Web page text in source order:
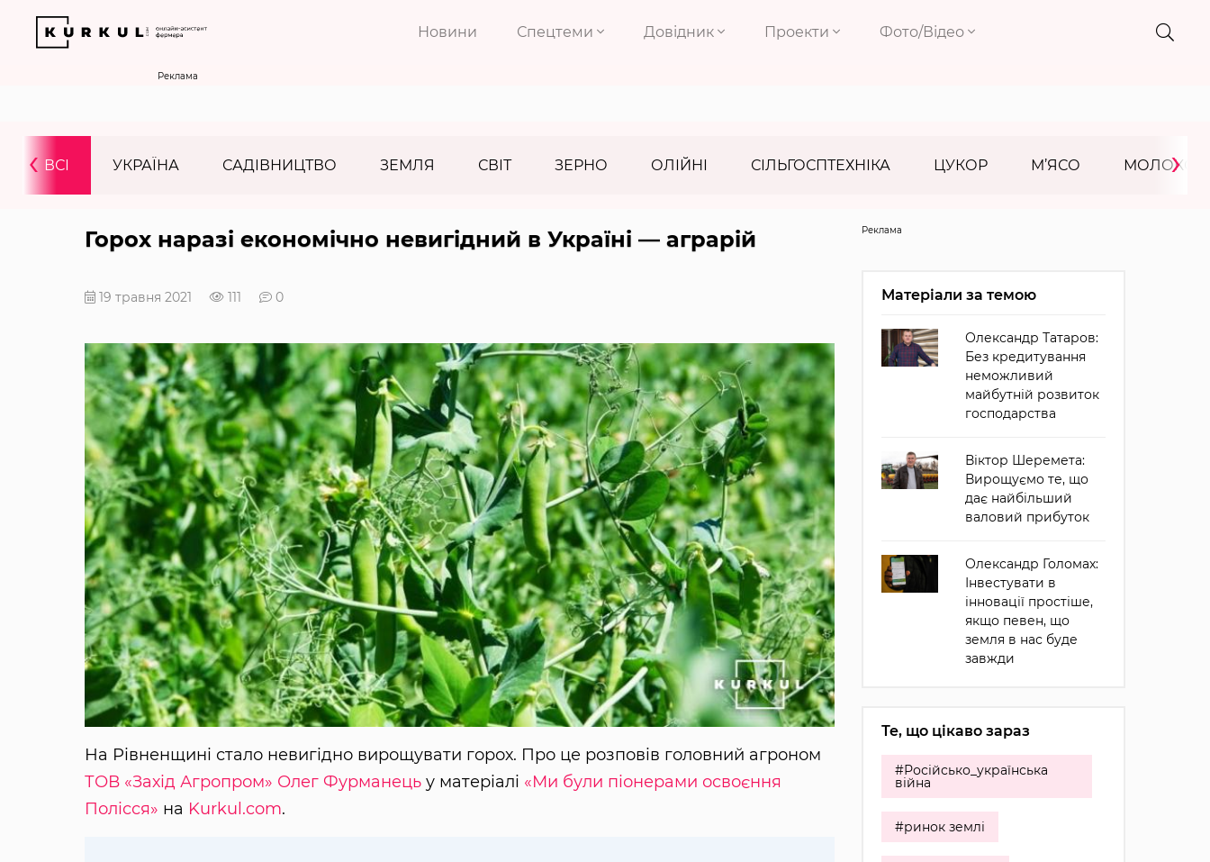
Новини Спецтеми Довідник Проекти Фото/Відео
Реклама
ВСІ УКРАЇНА САДІВНИЦТВО ЗЕМЛЯ СВІТ ЗЕРНО ОЛІЙНІ СІЛЬГОСПТЕХНІКА ЦУКОР М’ЯСО МОЛОКО
‹ ›
Горох наразі економічно невигідний в Україні — аграрій
19 травня 2021 111 0
На Рівненщині стало невигідно вирощувати горох. Про це розповів головний агроном
ТОВ «Захід Агропром» Олег Фурманецьу матеріалі «Ми були піонерами освоєння
Полісся» на Kurkul.com.
Реклама
Матеріали за темою
Олександр Татаров:
Без кредитування
неможливий
майбутній розвиток
господарства
Віктор Шеремета:
Вирощуємо те, що
дає найбільший
валовий прибуток
Олександр Голомах:
Інвестувати в
інновації простіше,
якщо певен, що
земля в нас буде
завжди
Те, що цікаво зараз
#Російсько_українська
війна
#ринок землі